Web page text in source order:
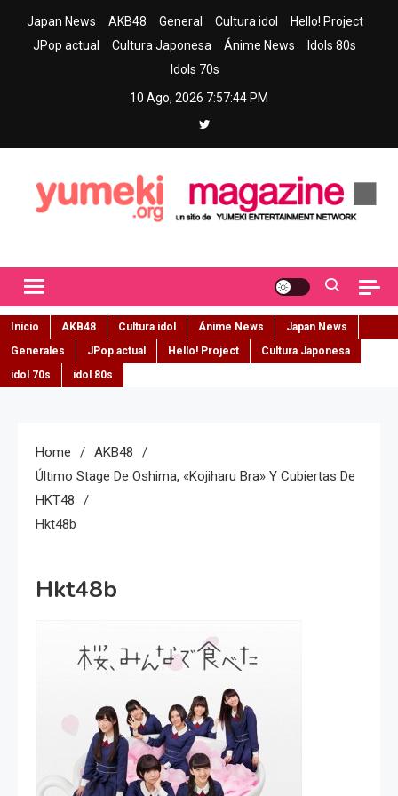
Japan News AKB48 General Cultura idol
Hello! Project
JPop actual
Cultura Japonesa Ánime News
Idols 80s
Idols 70s
10 Ago, 2026 7:57:45 PM
Inicio AKB48 Cultura idol Ánime News
Japan News
Generales
JPop actual Hello! Project
Cultura Japonesa
idol 70s
idol 80s
Home
AKB48
Último Stage De Oshima, «Kojiharu Bra» Y Cubiertas De
HKT48
Hkt48b
Hkt48b